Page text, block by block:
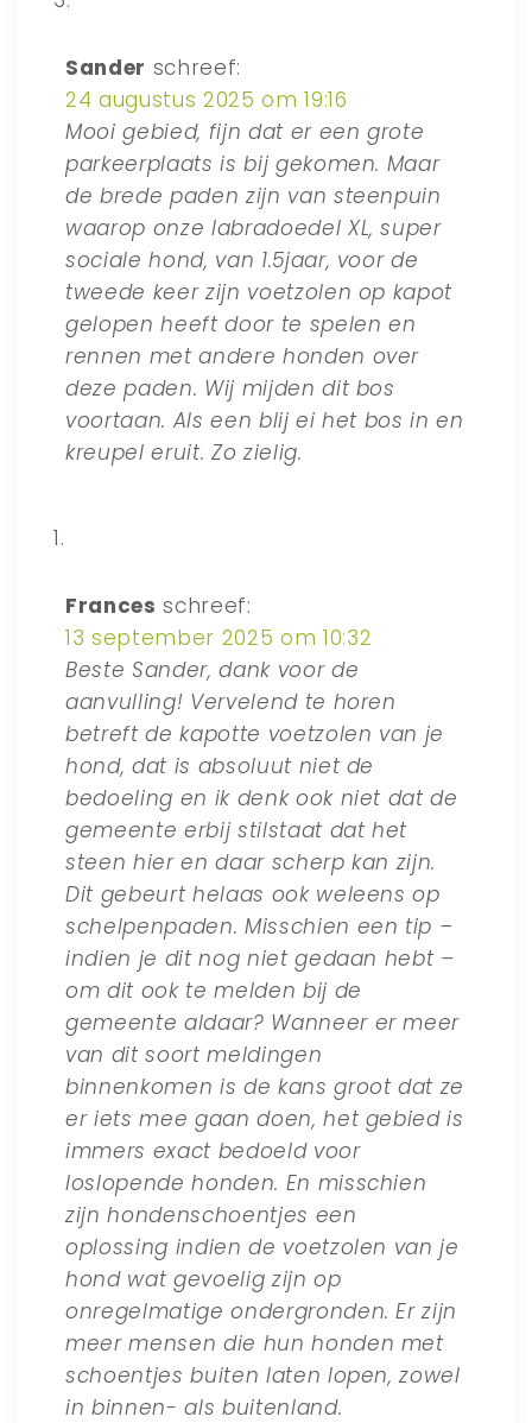
Sander schreef:
24 augustus 2025 om 19:16
Mooi gebied, fijn dat er een grote
parkeerplaats is bij gekomen. Maar
de brede paden zijn van steenpuin
waarop onze labradoedel XL, super
sociale hond, van 1.5jaar, voor de
tweede keer zijn voetzolen op kapot
gelopen heeft door te spelen en
rennen met andere honden over
deze paden. Wij mijden dit bos
voortaan. Als een blij ei het bos in en
kreupel eruit. Zo zielig.
Frances schreef:
13 september 2025 om 10:32
Beste Sander, dank voor de
aanvulling! Vervelend te horen
betreft de kapotte voetzolen van je
hond, dat is absoluut niet de
bedoeling en ik denk ook niet dat de
gemeente erbij stilstaat dat het
steen hier en daar scherp kan zijn.
Dit gebeurt helaas ook weleens op
schelpenpaden. Misschien een tip –
indien je dit nog niet gedaan hebt –
om dit ook te melden bij de
gemeente aldaar? Wanneer er meer
van dit soort meldingen
binnenkomen is de kans groot dat ze
er iets mee gaan doen, het gebied is
immers exact bedoeld voor
loslopende honden. En misschien
zijn hondenschoentjes een
oplossing indien de voetzolen van je
hond wat gevoelig zijn op
onregelmatige ondergronden. Er zijn
meer mensen die hun honden met
schoentjes buiten laten lopen, zowel
in binnen- als buitenland.